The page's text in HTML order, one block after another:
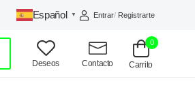
Español ▼ Entrar/ Registrarte
Deseos
Contacto
0
Carrito